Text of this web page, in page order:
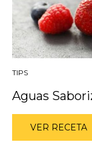
TIPS
Aguas
VER RECETA